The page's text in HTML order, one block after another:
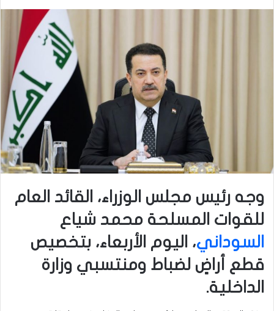
وجه رئيس مجلس الوزراء، القائد العام
للقوات المسلحة محمد شياع
السوداني، اليوم الأربعاء، بتخصيص
قطع أراضٍ لضباط ومنتسبي وزارة
الداخلية.